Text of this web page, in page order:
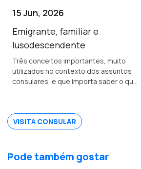
15 Jun, 2026
Emigrante, familiar e
lusodescendente
Três conceitos importantes, muito
utilizados no contexto dos assuntos
consulares, e que importa saber o que
VISITA CONSULAR
Pode também gostar